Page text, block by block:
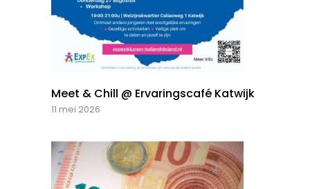
Meet & Chill @ Ervaringscafé Katwijk
11 mei 2026